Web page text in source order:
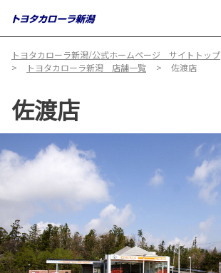
トヨタカローラ新潟/公式ホームページ サイトトップ
トヨタカローラ新潟 店舗一覧
佐渡店
佐渡店